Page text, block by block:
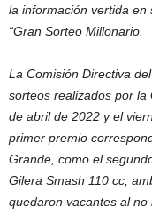
la información vertida en
“Gran Sorteo Millonario.
La Comisión Directiva
sorteos realizados por la
de abril de 2022 y el
primer premio
Grande, como el
Gilera Smash 110 cc,
quedaron vacantes al